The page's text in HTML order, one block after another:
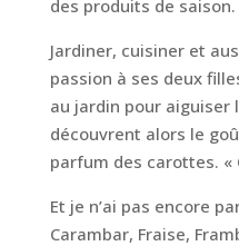
des produits de saison.
Jardiner, cuisiner et
passion à ses deux
au jardin pour aiguiser
découvrent alors le
parfum des carottes. «
Et je n’ai pas encore
Carambar, Fraise,